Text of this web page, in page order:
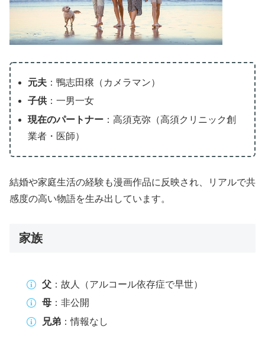
元夫 ：鴨志田穣（カメラマン）
子供 ：一男一女
現在のパートナー ：高須克弥（高須クリニック創
業者・医師）
結婚や家庭生活の経験も漫画作品に反映され、リアルで共
感度の高い物語を生み出しています。
家族
父：故人（アルコール依存症で早世）
母：非公開
兄弟：情報なし